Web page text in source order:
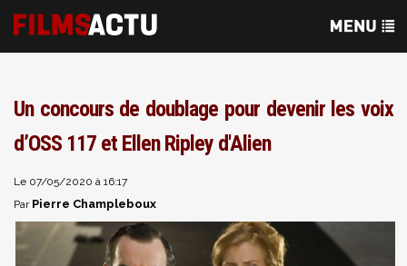
Un concours de doublage pour devenir les voix
d’OSS 117 et Ellen Ripley d'Alien
Le 07/05/2020 à 16:17
Par Pierre Champleboux